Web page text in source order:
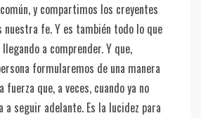
y compartimos los creyentes
nuestra fe. Y es también todo lo que
a comprender. Y que,
formularemos de una manera
fuerza que, a veces, cuando ya no
a seguir adelante. Es la lucidez para